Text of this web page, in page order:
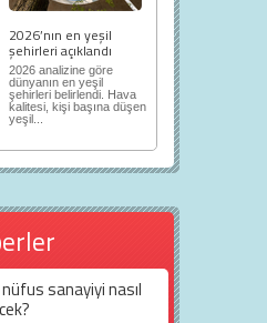
2026’nın en yeşil
şehirleri açıklandı
2026 analizine göre
dünyanın en yeşil
şehirleri belirlendi. Hava
kalitesi, kişi başına düşen
yeşil...
sanayiyi nasıl